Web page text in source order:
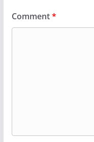
Comment*